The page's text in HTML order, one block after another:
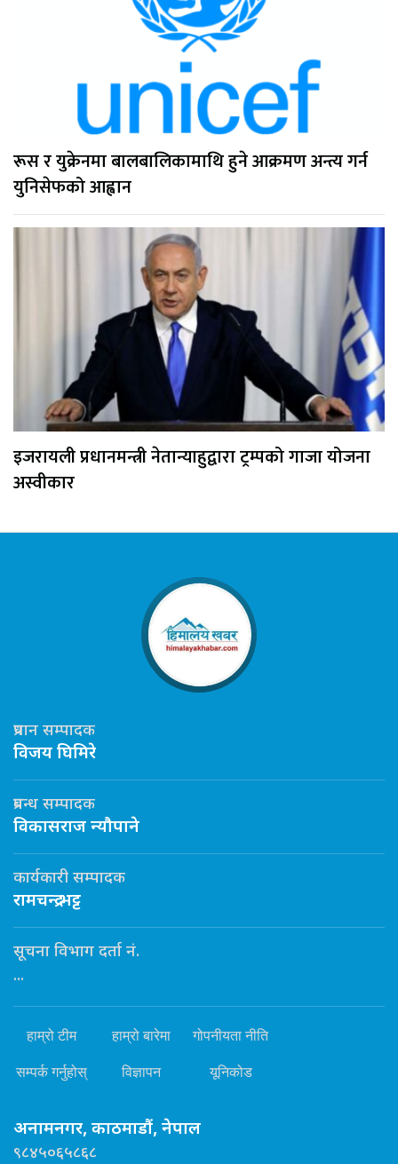
रूस र युक्रेनमा बालबालिकामाथि हुने आक्रमण अन्त्य गर्न
युनिसेफको आह्वान
इजरायली प्रधानमन्त्री नेतान्याहुद्वारा ट्रम्पको गाजा योजना
अस्वीकार
प्रधान सम्पादक
विजय घिमिरे
प्रबन्ध सम्पादक
विकासराज न्यौपाने
कार्यकारी सम्पादक
रामचन्द्र भट्ट
सूचना विभाग दर्ता नं.
...
हाम्रो टीम हाम्रो बारेमा गोपनीयता नीति
सम्पर्क गर्नुहोस् विज्ञापन यूनिकोड
अनामनगर, काठमाडौं, नेपाल
९८४५०६५८६८